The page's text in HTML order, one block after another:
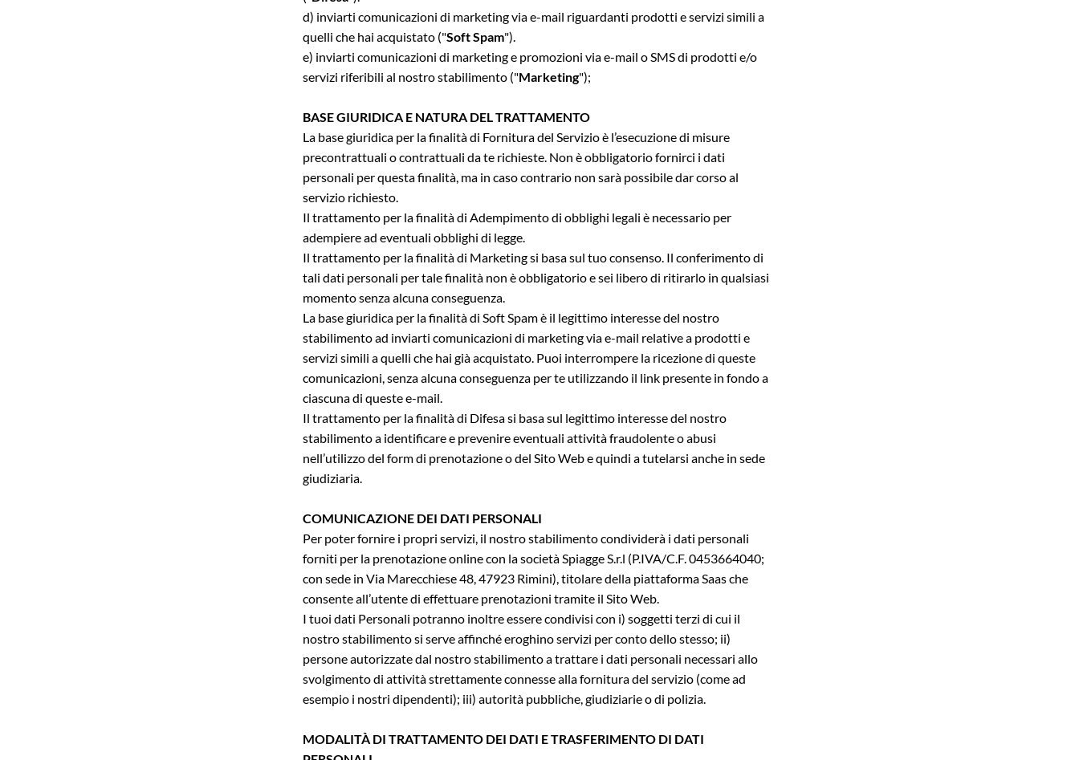
d) inviarti comunicazioni di marketing via e-mail riguardanti prodotti e servizi simili a
quelli che hai acquistato ("Soft Spam").
e) inviarti comunicazioni di marketing e promozioni via e-mail o SMS di prodotti e/o
servizi riferibili al nostro stabilimento ("Marketing");
BASE GIURIDICA E NATURA DEL TRATTAMENTO
La base giuridica per la finalità di Fornitura del Servizio è l’esecuzione di misure
precontrattuali o contrattuali da te richieste. Non è obbligatorio fornirci i dati
personali per questa finalità, ma in caso contrario non sarà possibile dar corso al
servizio richiesto.
Il trattamento per la finalità di Adempimento di obblighi legali è necessario per
adempiere ad eventuali obblighi di legge.
Il trattamento per la finalità di Marketing si basa sul tuo consenso. Il conferimento di
tali dati personali per tale finalità non è obbligatorio e sei libero di ritirarlo in qualsiasi
momento senza alcuna conseguenza.
La base giuridica per la finalità di Soft Spam è il legittimo interesse del nostro
stabilimento ad inviarti comunicazioni di marketing via e-mail relative a prodotti e
servizi simili a quelli che hai già acquistato. Puoi interrompere la ricezione di queste
comunicazioni, senza alcuna conseguenza per te utilizzando il link presente in fondo a
ciascuna di queste e-mail.
Il trattamento per la finalità di Difesa si basa sul legittimo interesse del nostro
stabilimento a identificare e prevenire eventuali attività fraudolente o abusi
nell’utilizzo del form di prenotazione o del Sito Web e quindi a tutelarsi anche in sede
giudiziaria.
COMUNICAZIONE DEI DATI PERSONALI
Per poter fornire i propri servizi, il nostro stabilimento condividerà i dati personali
forniti per la prenotazione online con la società Spiagge S.r.l (P.IVA/C.F. 0453664040;
con sede in Via Marecchiese 48, 47923 Rimini), titolare della piattaforma Saas che
consente all’utente di effettuare prenotazioni tramite il Sito Web.
I tuoi dati Personali potranno inoltre essere condivisi con i) soggetti terzi di cui il
nostro stabilimento si serve affinché eroghino servizi per conto dello stesso; ii)
persone autorizzate dal nostro stabilimento a trattare i dati personali necessari allo
svolgimento di attività strettamente connesse alla fornitura del servizio (come ad
esempio i nostri dipendenti); iii) autorità pubbliche, giudiziarie o di polizia.
MODALITÀ DI TRATTAMENTO DEI DATI E TRASFERIMENTO DI DATI